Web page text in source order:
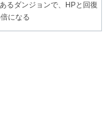
るダンジョンで、HPと回復
になる